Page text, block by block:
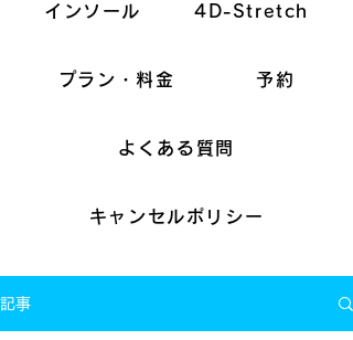
インソール 4D-Stretch
プラン・料金 予約
よくある質問
キャンセルポリシー
記事